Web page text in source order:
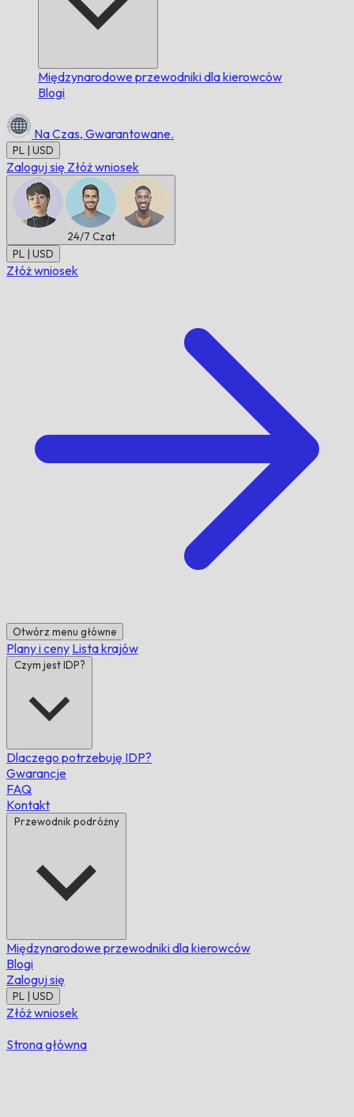
Międzynarodowe przewodniki dla kierowców
Blogi
Na Czas, Gwarantowane.
PL | USD
Zaloguj się Złóż wniosek
24/7 Czat
PL | USD
Złóż wniosek
Otwórz menu główne
Plany i ceny Lista krajów
Czym jest IDP?
Dlaczego potrzebuję IDP?
Gwarancje
FAQ
Kontakt
Przewodnik podróżny
Międzynarodowe przewodniki dla kierowców
Blogi
Zaloguj się
PL | USD
Złóż wniosek
Strona główna